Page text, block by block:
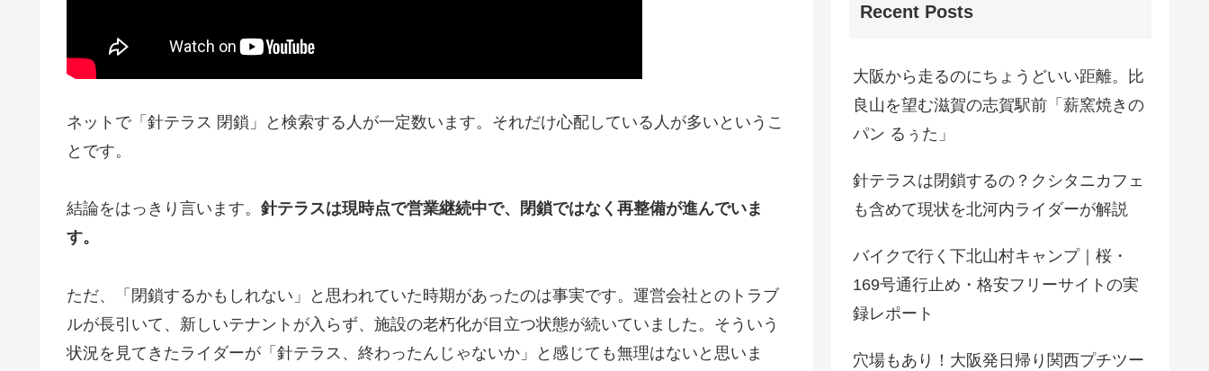
ネットで「針テラス 閉鎖」と検索する人が一定数います。それだけ心配している人が多いというこ
とです。
結論をはっきり言います。 針テラスは現時点で営業継続中で、閉鎖ではなく再整備が進んでいま
す。
ただ、「閉鎖するかもしれない」と思われていた時期があったのは事実です。運営会社とのトラブ
ルが長引いて、新しいテナントが入らず、施設の老朽化が目立つ状態が続いていました。そういう
状況を見てきたライダーが「針テラス、終わったんじゃないか」と感じても無理はないと思いま
Recent Posts
大阪から走るのにちょうどいい距離。比
良山を望む滋賀の志賀駅前「薪窯焼きの
パン るぅた」
針テラスは閉鎖するの？クシタニカフェ
も含めて現状を北河内ライダーが解説
バイクで行く下北山村キャンプ｜桜・
169号通行止め・格安フリーサイトの実
録レポート
穴場もあり！大阪発日帰り関西プチツー